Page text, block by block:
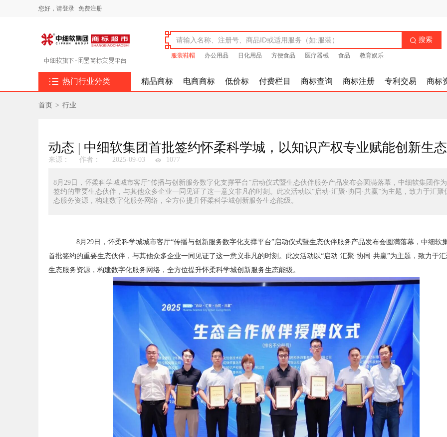
您好， 请登录 免费注册
 搜索
服装鞋帽 办公用品 日化用品 方便食品 医疗器械 食品 教育娱乐
 热门行业分类 精品商标 电商商标 低价标 付费栏目 商标查询 商标注册 专利交易 商标
首页 > 行业
动态 | 中细软集团首批签约怀柔科学城，以知识产权专业赋能创新生态
来源： 作者： 2025-09-03 1077
8月29日，怀柔科学城城市客厅“传播与创新服务数字化支撑平台”启动仪式暨生态伙伴服务产品发布会圆满落幕，中细软集团作
签约的重要生态伙伴，与其他众多企业一同见证了这一意义非凡的时刻。此次活动以“启动·汇聚·协同·共赢”为主题，致力于汇聚
态服务资源，构建数字化服务网络，全方位提升怀柔科学城创新服务生态能级。
8月29日，怀柔科学城城市客厅“传播与创新服务数字化支撑平台”启动仪式暨生态伙伴服务产品发布会圆满落幕，中细软
首批签约的重要生态伙伴，与其他众多企业一同见证了这一意义非凡的时刻。此次活动以“启动·汇聚·协同·共赢”为主题，致力于
生态服务资源，构建数字化服务网络，全方位提升怀柔科学城创新服务生态能级。